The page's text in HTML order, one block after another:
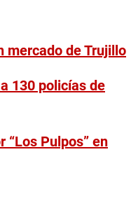
mercado de Trujillo
130 policías de
“Los Pulpos” en